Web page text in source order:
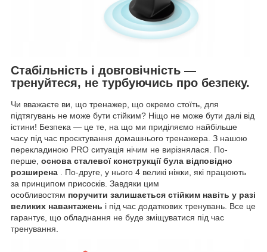
Стабільність і довговічність —
тренуйтеся, не турбуючись про безпеку.
Чи вважаєте ви, що тренажер, що окремо стоїть, для
підтягувань не може бути стійким? Ніщо не може бути далі від
істини! Безпека — це те, на що ми приділяємо найбільше
часу під час проєктування домашнього тренажера. З нашою
перекладиною PRO ситуація нічим не вирізнялася. По-
перше, основа сталевої конструкції була відповідно
розширена . По-друге, у нього 4 великі ніжки, які працюють
за принципом присосків. Завдяки цим
особливостям поручити залишається стійким навіть у разі
великих навантажень і під час додаткових тренувань. Все це
гарантує, що обладнання не буде зміщуватися під час
тренування.